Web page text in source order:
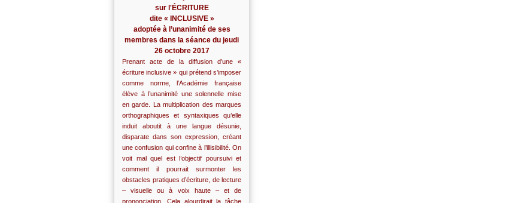
sur l'ÉCRITURE
dite « INCLUSIVE »
adoptée à l’unanimité de ses
membres dans la séance du jeudi
26 octobre 2017
Prenant acte de la diffusion d’une «
écriture inclusive » qui prétend s’imposer
comme norme, l’Académie française
élève à l’unanimité une solennelle mise
en garde. La multiplication des marques
orthographiques et syntaxiques qu’elle
induit aboutit à une langue désunie,
disparate dans son expression, créant
une confusion qui confine à l’illisibilité. On
voit mal quel est l’objectif poursuivi et
comment il pourrait surmonter les
obstacles pratiques d’écriture, de lecture
– visuelle ou à voix haute – et de
prononciation. Cela alourdirait la tâche